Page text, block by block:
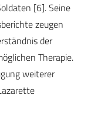
[6]. Seine
zeugen
der
Therapie.
weiterer